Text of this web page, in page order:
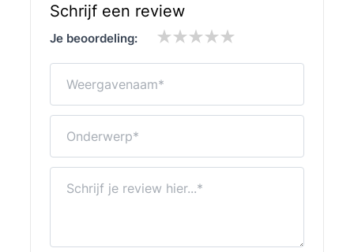
Schrijf een review
Je beoordeling: